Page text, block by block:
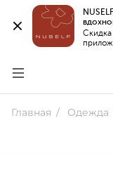
Скидка
Главная Одежда